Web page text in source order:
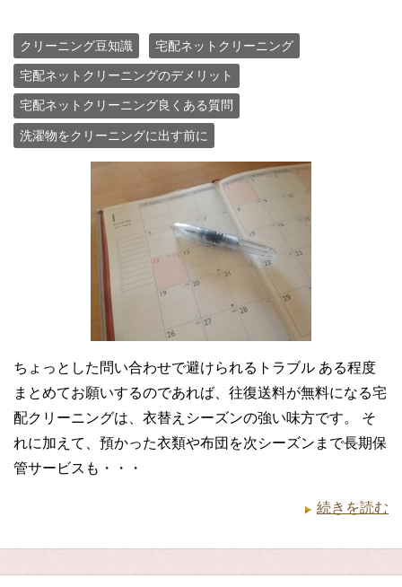
クリーニング豆知識 宅配ネットクリーニング
宅配ネットクリーニングのデメリット
宅配ネットクリーニング良くある質問
洗濯物をクリーニングに出す前に
ちょっとした問い合わせで避けられるトラブル ある程度
まとめてお願いするのであれば、往復送料が無料になる宅
配クリーニングは、衣替えシーズンの強い味方です。 そ
れに加えて、預かった衣類や布団を次シーズンまで長期保
管サービスも・・・
続きを読む